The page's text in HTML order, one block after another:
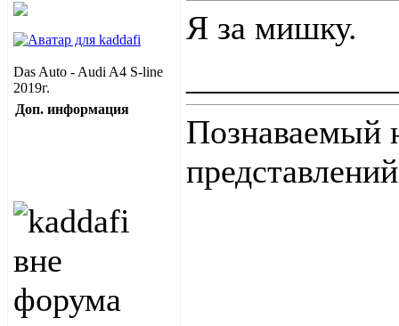
Das Auto - Audi A4 S-line
2019г.
Доп. информация
Я за мишку.
Познаваемый